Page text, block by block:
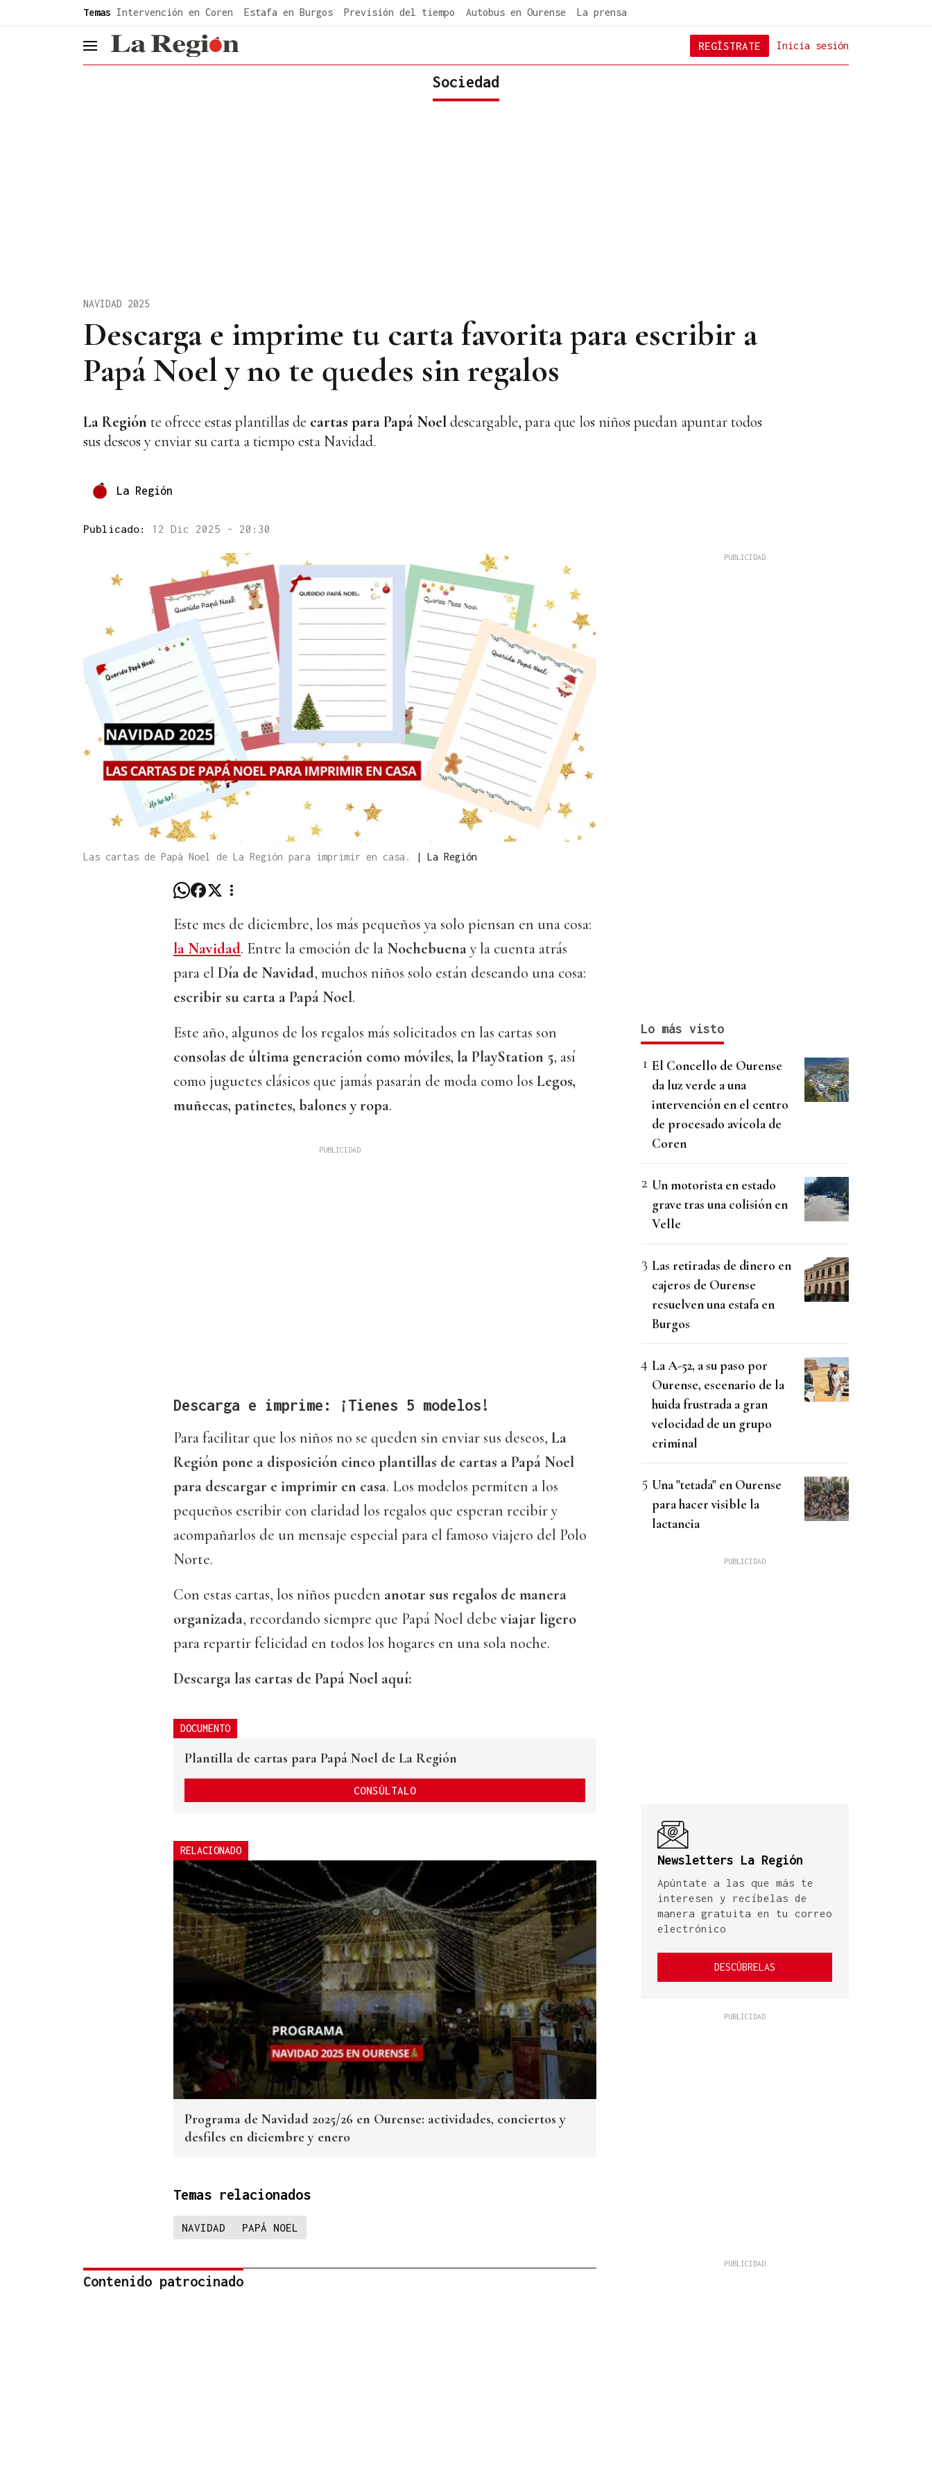
Temas Intervención en Coren Estafa en Burgos Previsión del tiempo Autobus en Ourense La prensa
header.menu.open Inicia sesión
REGÍSTRATE
Sociedad
Descarga e imprime tu carta favorita para escribir a
Papá Noel y no te quedes sin regalos
NAVIDAD 2025
La Región te ofrece estas plantillas de cartas para Papá Noeldescargable, para que los niños puedan apuntar todos
sus deseos y enviar su carta a tiempo esta Navidad.
La Región
Publicado: 12 Dic 2025 - 20:30
Las cartas de Papá Noel de La Región para imprimir en casa. | La Región
Este mes de diciembre, los más pequeños ya solo piensan en una cosa:
la Navidad. Entre la emoción de la Nochebuenay la cuenta atrás
para el Día de Navidad, muchos niños solo están deseando una cosa:
escribir su carta a Papá Noel.
Este año, algunos de los regalos más solicitados en las cartas son
consolas de última generación como móviles, la PlayStation 5, así
como juguetes clásicos que jamás pasarán de moda como los Legos,
muñecas, patinetes, balones y ropa.
Descarga e imprime: ¡Tienes 5 modelos!
Para facilitar que los niños no se queden sin enviar sus deseos, La
Región pone a disposición cinco plantillas de cartas a Papá Noel
para descargar e imprimir en casa. Los modelos permiten a los
pequeños escribir con claridad los regalos que esperan recibir y
acompañarlos de un mensaje especial para el famoso viajero del Polo
Norte.
Con estas cartas, los niños pueden anotar sus regalos de manera
organizada, recordando siempre que Papá Noel debeviajar ligero
para repartir felicidad en todos los hogares en una sola noche.
Descarga las cartas de Papá Noel aquí:
DOCUMENTO
Plantilla de cartas para Papá Noel de La Región
CONSÚLTALO
RELACIONADO
Programa de Navidad 2025/26 en Ourense: actividades, conciertos y
desfiles en diciembre y enero
Temas relacionados
NAVIDAD PAPÁ NOEL
Contenido patrocinado
Lo más visto
El Concello de Ourense
da luz verde a una
intervención en el centro
de procesado avícola de
Coren
Un motorista en estado
grave tras una colisión en
Velle
Las retiradas de dinero en
cajeros de Ourense
resuelven una estafa en
Burgos
La A-52, a su paso por
Ourense, escenario de la
huida frustrada a gran
velocidad de un grupo
criminal
Una "tetada" en Ourense
para hacer visible la
lactancia
Newsletters La Región
Apúntate a las que más te
interesen y recíbelas de
manera gratuita en tu correo
electrónico
DESCÚBRELAS